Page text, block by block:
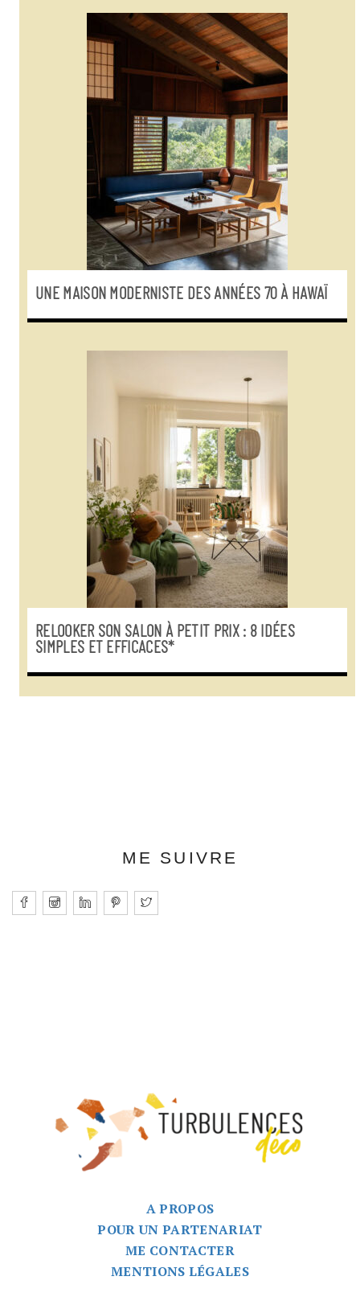
UNE MAISON MODERNISTE DES ANNÉES 70 À HAWAÏ
RELOOKER SON SALON À PETIT PRIX : 8 IDÉES
SIMPLES ET EFFICACES*
ME SUIVRE
A PROPOS
POUR UN PARTENARIAT
ME CONTACTER
MENTIONS LÉGALES